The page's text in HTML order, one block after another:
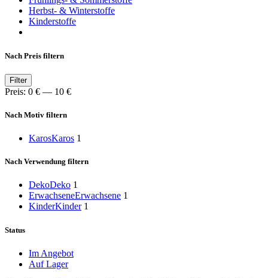
Herbst- & Winterstoffe
Kinderstoffe
Nach Preis filtern
Min.
Preis
Max.
Preis
Filter
Preis: 0 € — 10 €
Nach Motiv filtern
KarosKaros 1
Nach Verwendung filtern
DekoDeko 1
ErwachseneErwachsene 1
KinderKinder 1
Status
Im Angebot
Auf Lager